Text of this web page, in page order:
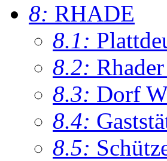
8: RHADE
8.1:
8.2:
8.3: Dorf
8.4:
8.5: